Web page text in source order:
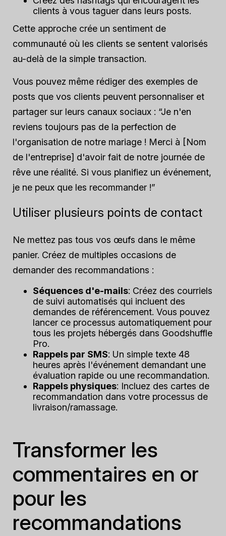
clients à vous taguer dans leurs posts.
Cette approche crée un sentiment de
communauté où les clients se sentent valorisés
au-delà de la simple transaction.
Vous pouvez même rédiger des exemples de
posts que vos clients peuvent personnaliser et
partager sur leurs canaux sociaux : “Je n'en
reviens toujours pas de la perfection de
l'organisation de notre mariage ! Merci à [Nom
de l'entreprise] d'avoir fait de notre journée de
rêve une réalité. Si vous planifiez un événement,
je ne peux que les recommander !”
Utiliser plusieurs points de contact
Ne mettez pas tous vos œufs dans le même
panier. Créez de multiples occasions de
demander des recommandations :
Séquences d'e-mails: Créez des courriels
de suivi automatisés qui incluent des
demandes de référencement. Vous pouvez
lancer ce processus automatiquement pour
tous les projets hébergés dans Goodshuffle
Pro.
Rappels par SMS: Un simple texte 48
heures après l'événement demandant une
évaluation rapide ou une recommandation.
Rappels physiques: Incluez des cartes de
recommandation dans votre processus de
livraison/ramassage.
Transformer les
commentaires en or
pour les
recommandations